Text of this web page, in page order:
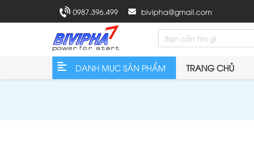
0987.396.499 bivipha@gmail.com
DANH MỤC SẢN PHẨM TRANG CHỦ